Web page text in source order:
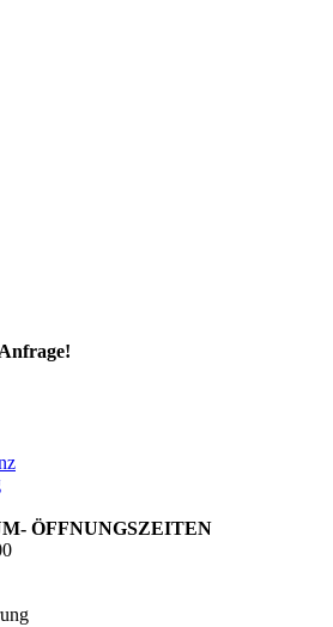
ÖFFNUNGSZEITEN